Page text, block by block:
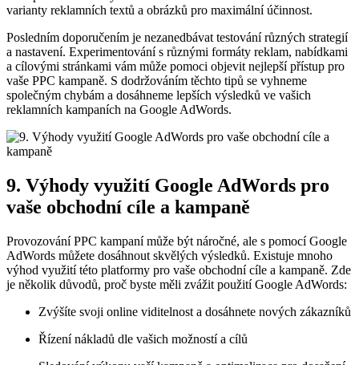
varianty reklamních textů a obrázků pro maximální účinnost.
Posledním doporučením je nezanedbávat testování různých strategií
a nastavení. Experimentování s různými formáty reklam, nabídkami
a cílovými stránkami vám může pomoci objevit nejlepší přístup pro
vaše PPC kampaně. S dodržováním těchto tipů se vyhneme
společným chybám a dosáhneme lepších výsledků ve vašich
reklamních kampaních na Google AdWords.
9. Výhody využití Google AdWords pro
vaše obchodní cíle a kampaně
Provozování PPC kampaní může být náročné, ale s pomocí Google
AdWords můžete dosáhnout skvělých výsledků. Existuje mnoho
výhod využití této platformy pro vaše obchodní cíle a kampaně. Zde
je několik důvodů, proč byste měli zvážit použití Google AdWords:
Zvýšíte svoji online viditelnost a dosáhnete nových zákazníků
Řízení nákladů dle vašich možností a cílů